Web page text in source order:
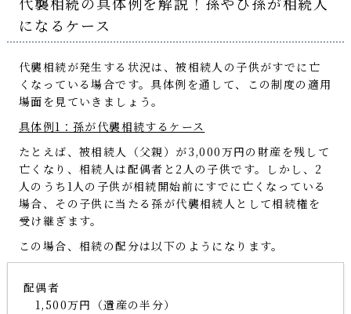
になるケース
代襲相続が発生する状況は、被相続人の子供がすでに亡
くなっている場合です。具体例を通して、この制度の適用
場面を見ていきましょう。
具体例1：孫が代襲相続するケース
たとえば、被相続人（父親）が3,000万円の財産を残して
亡くなり、相続人は配偶者と2人の子供です。しかし、2
人のうち1人の子供が相続開始前にすでに亡くなっている
場合、その子供に当たる孫が代襲相続人として相続権を
受け継ぎます。
この場合、相続の配分は以下のようになります。
配偶者
1,500万円（遺産の半分）